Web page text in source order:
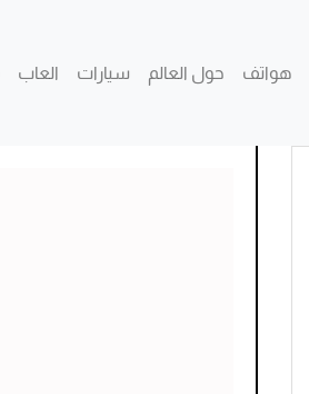
هواتف حول العالم سيارات العاب